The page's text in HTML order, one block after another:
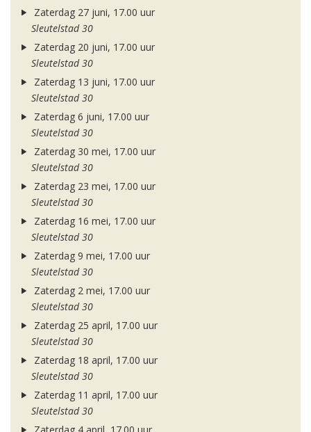
Zaterdag 27 juni, 17.00 uur
Sleutelstad 30
Zaterdag 20 juni, 17.00 uur
Sleutelstad 30
Zaterdag 13 juni, 17.00 uur
Sleutelstad 30
Zaterdag 6 juni, 17.00 uur
Sleutelstad 30
Zaterdag 30 mei, 17.00 uur
Sleutelstad 30
Zaterdag 23 mei, 17.00 uur
Sleutelstad 30
Zaterdag 16 mei, 17.00 uur
Sleutelstad 30
Zaterdag 9 mei, 17.00 uur
Sleutelstad 30
Zaterdag 2 mei, 17.00 uur
Sleutelstad 30
Zaterdag 25 april, 17.00 uur
Sleutelstad 30
Zaterdag 18 april, 17.00 uur
Sleutelstad 30
Zaterdag 11 april, 17.00 uur
Sleutelstad 30